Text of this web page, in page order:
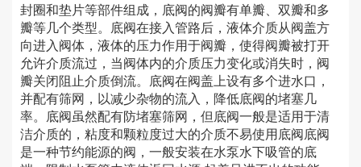
封圈和垫片等部件组成，底阀的阀瓣有单瓣、双瓣和多
瓣等几个类型。底阀在接入管路后，液体介质从阀盖方
向进入阀体，液体的压力作用于阀瓣，使得阀瓣被打开
允许介质流过，当阀体内的介质压力变化或消失时，阀
瓣关闭阻止介质倒流。底阀在阀盖上设有多个进水口，
并配有筛网，以减少杂物的流入，降低底阀的堵塞几
率。底阀虽然配有防堵塞筛网，但底阀一般是适用于清
洁介质的，粘度和颗粒度过大的介质不易使用底阀底阀
是一种节约能源的阀，一般安装在水泵水下吸管的底